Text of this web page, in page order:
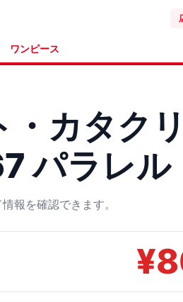
ワンピース
カタクリ
パラレル
報を確認できます。
¥